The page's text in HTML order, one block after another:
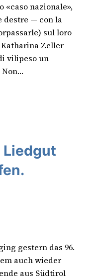
«caso nazionale»,
destre — con la
sul loro
Zeller
vilipeso un
Non…
gestern das 96.
auch wieder
aus Südtirol